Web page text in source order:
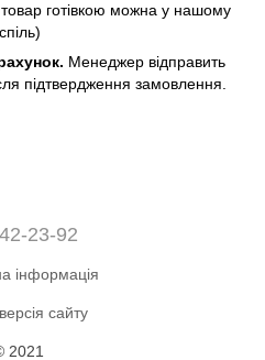
готівкою можна у нашому
Менеджер відправить
підтвердження замовлення.
23-92
інформація
сайту
2021